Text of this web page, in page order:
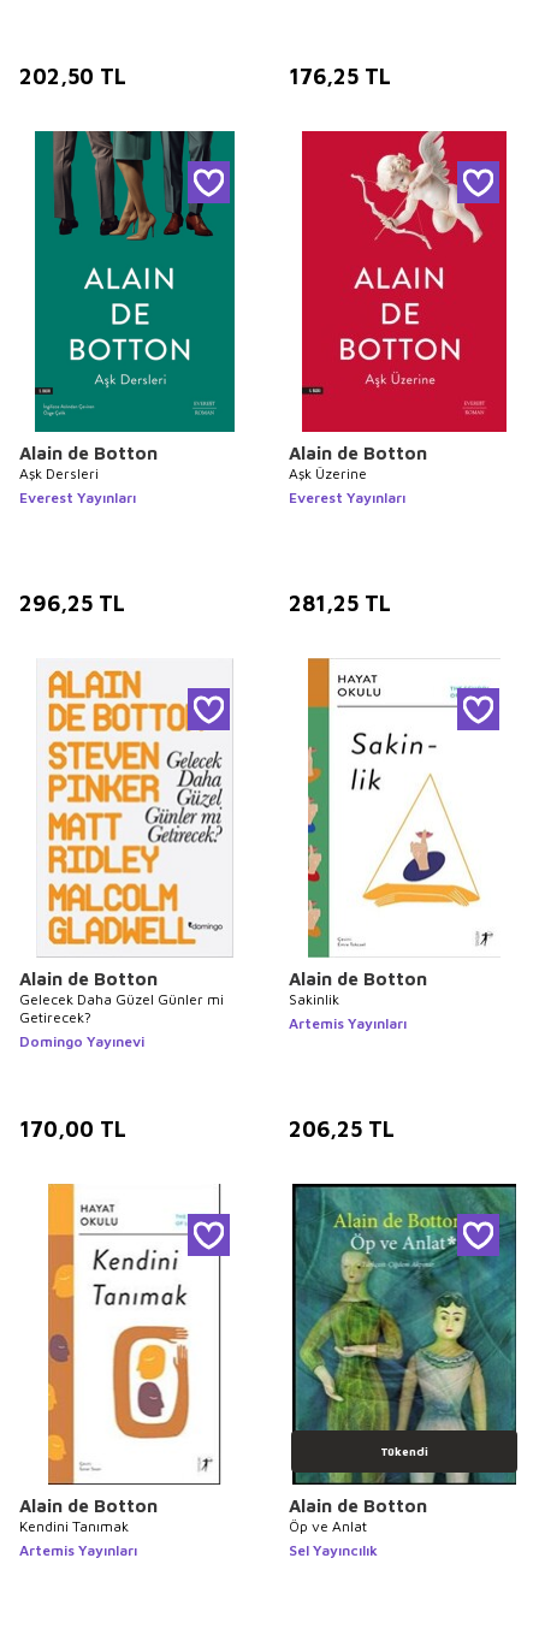
202,50 TL 176,25 TL
Alain de Botton
Aşk Dersleri
Everest Yayınları
296,25 TL
Alain de Botton
Aşk Üzerine
Everest Yayınları
281,25 TL
Alain de Botton
Gelecek Daha Güzel Günler mi
Getirecek?
Domingo Yayınevi
170,00 TL
Alain de Botton
Sakinlik
Artemis Yayınları
206,25 TL
Alain de Botton
Kendini Tanımak
Artemis Yayınları
Tükendi
Alain de Botton
Öp ve Anlat
Sel Yayıncılık